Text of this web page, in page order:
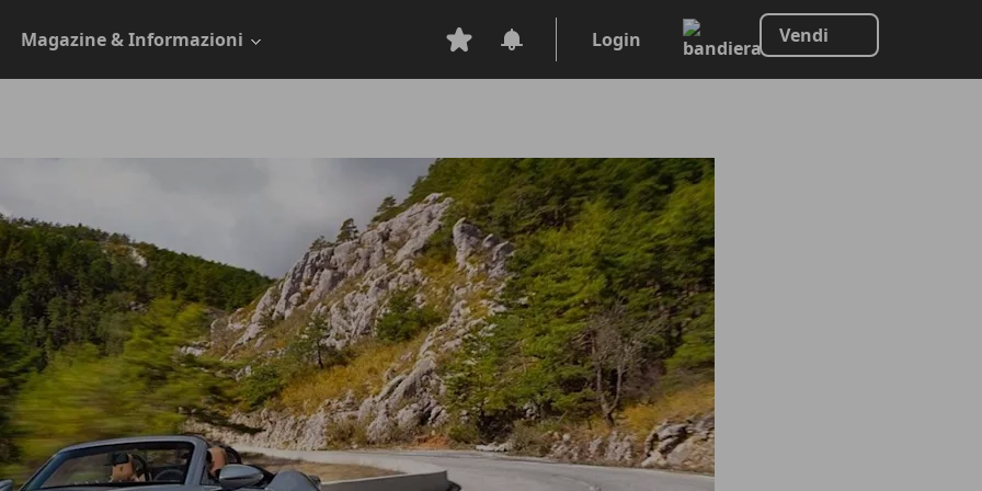
Magazine & Informazioni Login Vendi